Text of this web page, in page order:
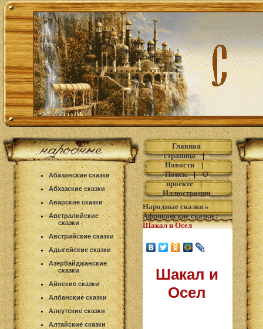
Абазинские сказки
Абхазские сказки
Аварские сказки
Австралийские
сказки
Австрийские сказки
Адыгейские сказки
Азербайджанские
сказки
Айнские сказки
Албанские сказки
Алеутские сказки
Алтайские сказки
Главная
страница|
Новости|
Поиск|О
проекте|
Иллюстрации
Народные сказки »
Африканские сказки:
Шакал и Осел
Шакал и
Осел